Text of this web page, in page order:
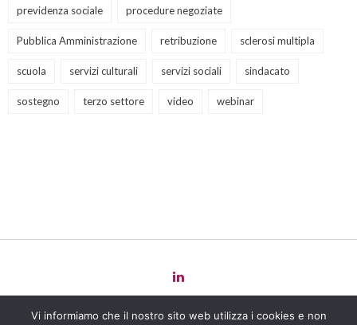
previdenza sociale procedure negoziate
Pubblica Amministrazione retribuzione sclerosi multipla
scuola servizi culturali servizi sociali sindacato
sostegno terzo settore video webinar
Vi informiamo che il nostro sito web utilizza i cookies e non